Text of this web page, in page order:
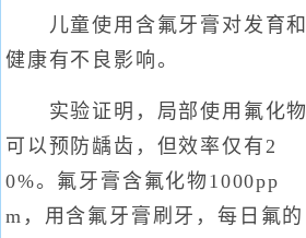
儿童使用含氟牙膏对发育和
健康有不良影响。
实验证明，局部使用氟化物
可以预防龋齿，但效率仅有2
0%。氟牙膏含氟化物1000pp
m，用含氟牙膏刷牙，每日氟的